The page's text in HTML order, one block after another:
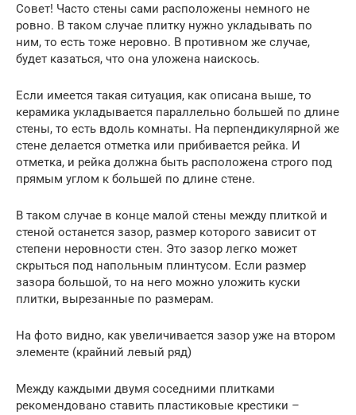
Совет! Часто стены сами расположены немного не
ровно. В таком случае плитку нужно укладывать по
ним, то есть тоже неровно. В противном же случае,
будет казаться, что она уложена наискось.
Если имеется такая ситуация, как описана выше, то
керамика укладывается параллельно большей по длине
стены, то есть вдоль комнаты. На перпендикулярной же
стене делается отметка или прибивается рейка. И
отметка, и рейка должна быть расположена строго под
прямым углом к большей по длине стене.
В таком случае в конце малой стены между плиткой и
стеной останется зазор, размер которого зависит от
степени неровности стен. Это зазор легко может
скрыться под напольным плинтусом. Если размер
зазора большой, то на него можно уложить куски
плитки, вырезанные по размерам.
На фото видно, как увеличивается зазор уже на втором
элементе (крайний левый ряд)
Между каждыми двумя соседними плитками
рекомендовано ставить пластиковые крестики –